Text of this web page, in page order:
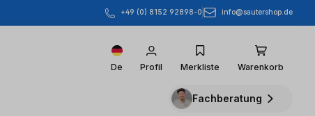
+49 (0) 8152 92898-0 info@sautershop.de
De Profil Merkliste Warenkorb
Fachberatung